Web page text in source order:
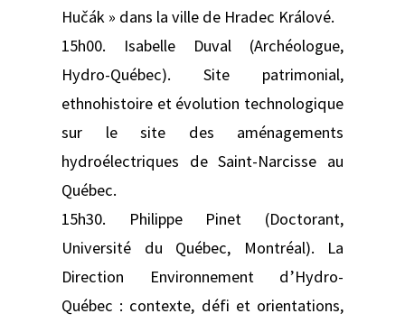
Hučák » dans la ville de Hradec Králové.
15h00. Isabelle Duval (Archéologue,
Hydro-Québec). Site patrimonial,
ethnohistoire et évolution technologique
sur le site des aménagements
hydroélectriques de Saint-Narcisse au
Québec.
15h30. Philippe Pinet (Doctorant,
Université du Québec, Montréal). La
Direction Environnement d’Hydro-
Québec : contexte, défi et orientations,